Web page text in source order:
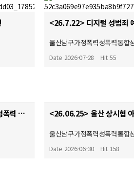
<26.7.22> 디지털 성범죄
울산남구가정폭력성폭력통
Date 2026-07-28 Hit 55
<26.06.29> 2026년 상반기 여성폭력 예방 및 홍보 캠페인
울산남구가정폭력성폭력통
Date 2026-06-30 Hit 158